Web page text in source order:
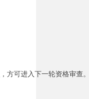
方可进入下一轮资格审查。